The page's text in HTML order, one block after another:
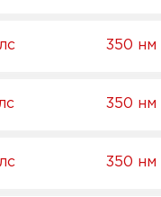
350 нм
350 нм
350 нм